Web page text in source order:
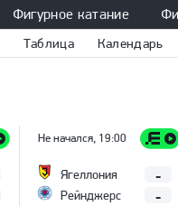
Фигурное катание
Таблица Календарь
Не начался, 19:00
Ягеллония
Рейнджерс
-
-